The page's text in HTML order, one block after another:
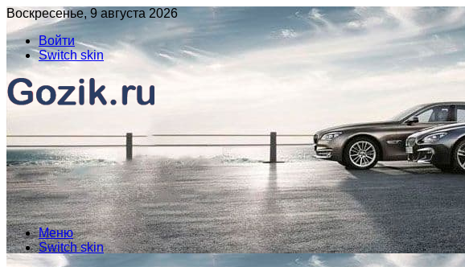
Воскресенье, 9 августа 2026
Войти
Switch skin
Меню
Switch skin